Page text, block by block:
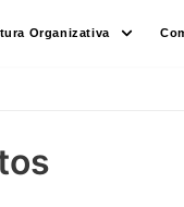
Organizativa